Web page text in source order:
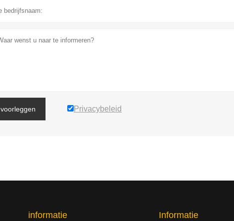
voorleggen Privacybeleid
informatie Informatie